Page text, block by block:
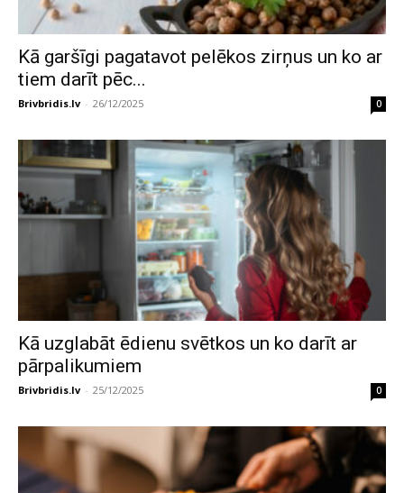
Kā garšīgi pagatavot pelēkos zirņus un ko ar
tiem darīt pēc...
Brivbridis.lv - 26/12/2025 0
Kā uzglabāt ēdienu svētkos un ko darīt ar
pārpalikumiem
Brivbridis.lv - 25/12/2025 0